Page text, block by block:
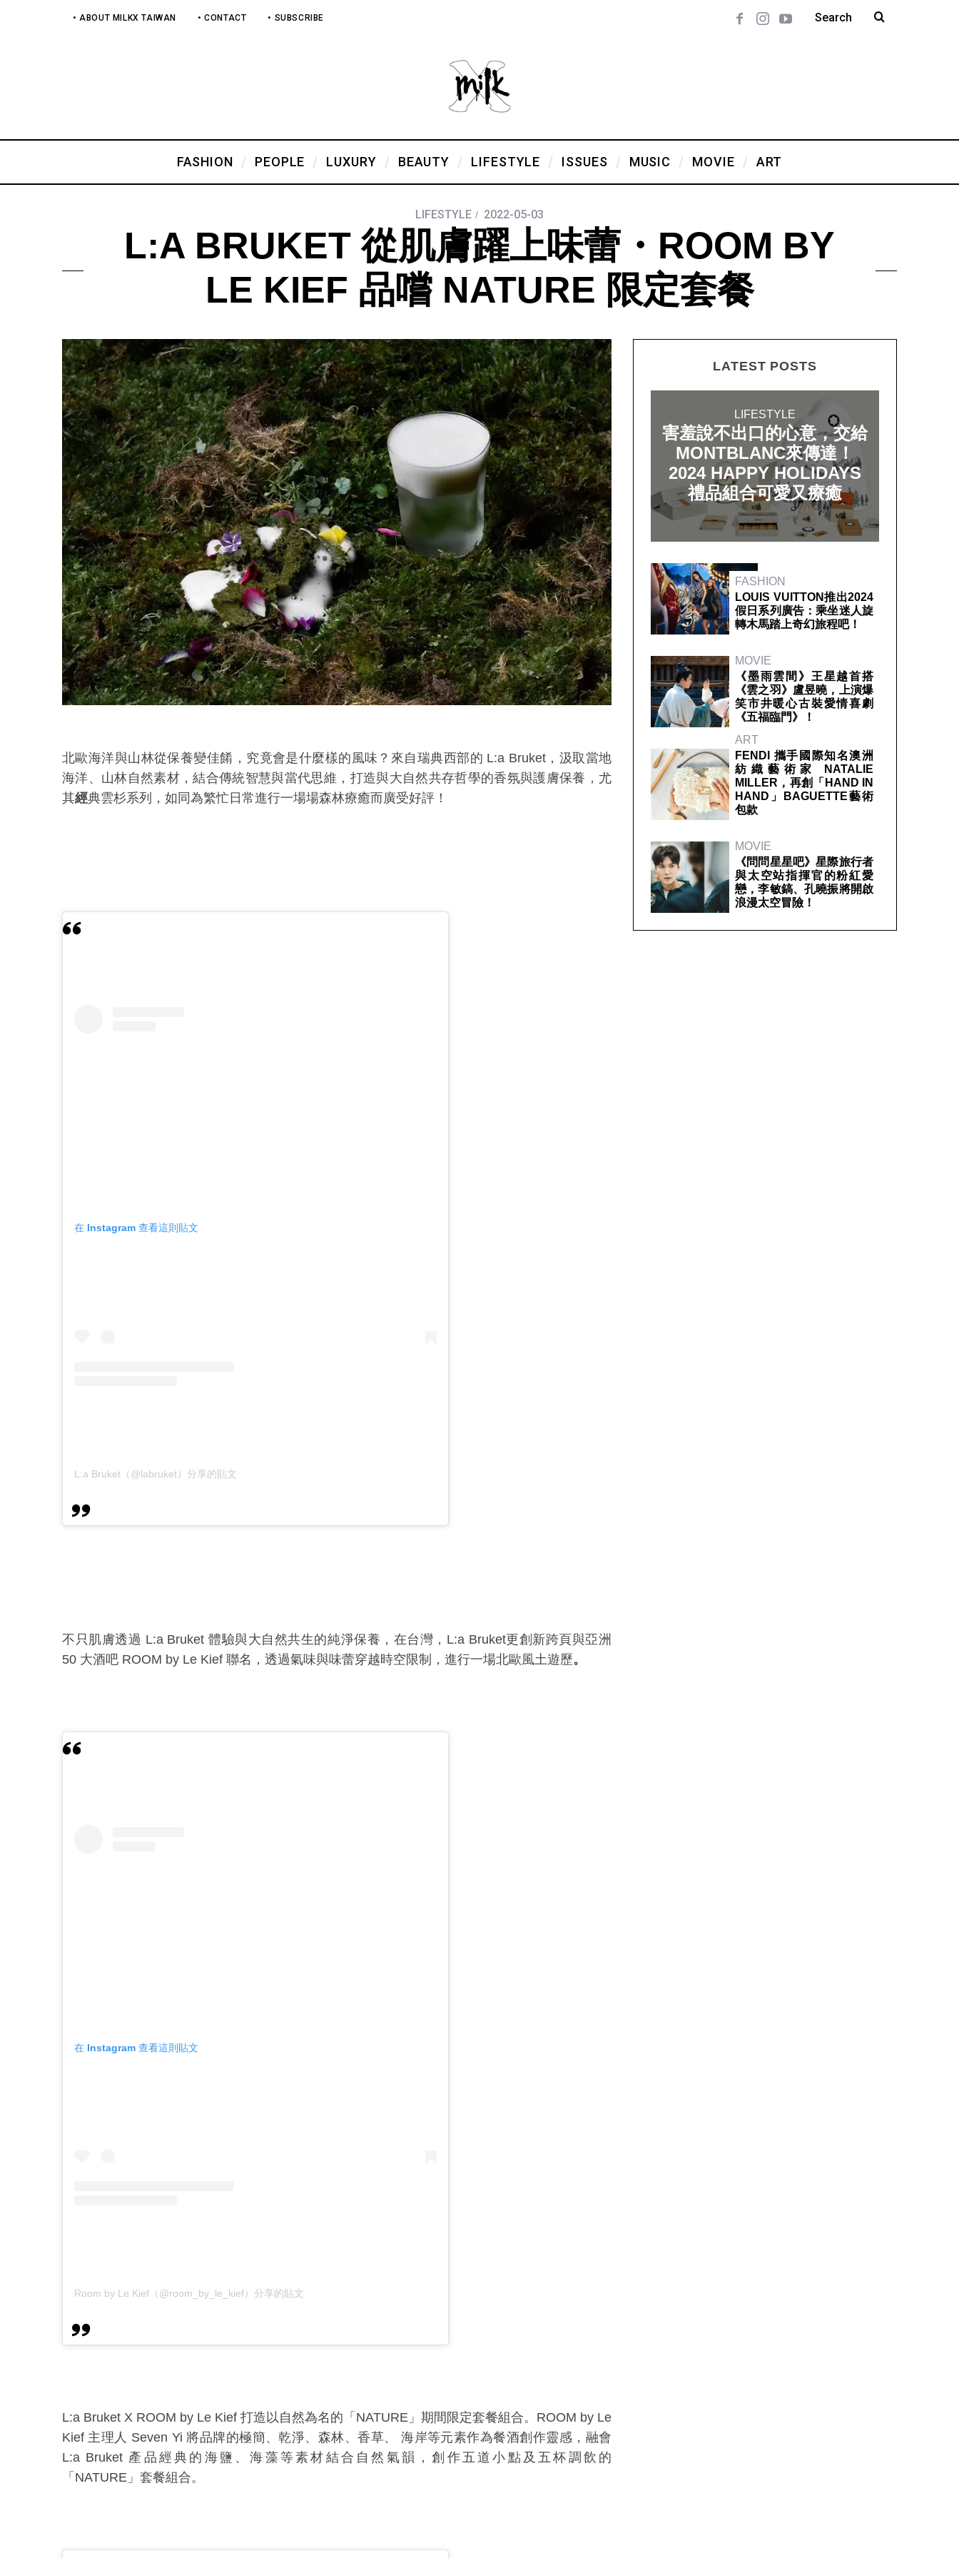
• ABOUT MILKX TAIWAN • CONTACT • SUBSCRIBE
FASHION PEOPLE LUXURY BEAUTY LIFESTYLE ISSUES MUSIC MOVIE ART
LIFESTYLE 2022-05-03
L:A BRUKET 從肌膚躍上味蕾・ROOM BY
LE KIEF 品嚐 NATURE 限定套餐
北歐海洋與山林從保養變佳餚，究竟會是什麼樣的風味？來自瑞典西部的 L:a Bruket，汲取當地
海洋、山林自然素材，結合傳統智慧與當代思維，打造與大自然共存哲學的香氛與護膚保養，尤
其經典雲杉系列，如同為繁忙日常進行一場場森林療癒而廣受好評！
在 Instagram 查看這則貼文
L:a Bruket（@labruket）分享的貼文
不只肌膚透過 L:a Bruket體驗與大自然共生的純淨保養，在台灣， L:a Bruket更創新跨頁與亞洲
50 大酒吧 ROOM by Le Kief 聯名，透過氣味與味蕾穿越時空限制，進行一場北歐風土遊歷。
在 Instagram 查看這則貼文
Room by Le Kief（@room_by_le_kief）分享的貼文
L:a Bruket X ROOM by Le Kief 打造以自然為名的 「 NATURE 」期間限定套餐組合。 ROOM by Le
Kief 主理人 Seven Yi 將品牌的極簡、乾淨、森林、香草、 海岸等元素作為餐酒創作靈感，融會
L:a Bruket 產品經典的海鹽、海藻等素材結合自然氣韻，創作五道小點及五杯調飲的
「NATURE」套餐組合。
LATEST POSTS
LIFESTYLE
害羞說不出口的心意，交給
MONTBLANC來傳達！
2024 HAPPY HOLIDAYS
禮品組合可愛又療癒
FASHION
LOUIS VUITTON推出2024
假日系列廣告：乘坐迷人旋
轉木馬踏上奇幻旅程吧！
MOVIE
《墨雨雲間》王星越首搭
《雲之羽》盧昱曉，上演爆
笑市井暖心古裝愛情喜劇
《五福臨門》！
ART
FENDI 攜手國際知名澳洲
紡織藝術家 NATALIE
MILLER，再創「HAND IN
HAND」BAGUETTE藝術
包款
MOVIE
《問問星星吧》星際旅行者
與太空站指揮官的粉紅愛
戀，李敏鎬、孔曉振將開啟
浪漫太空冒險！